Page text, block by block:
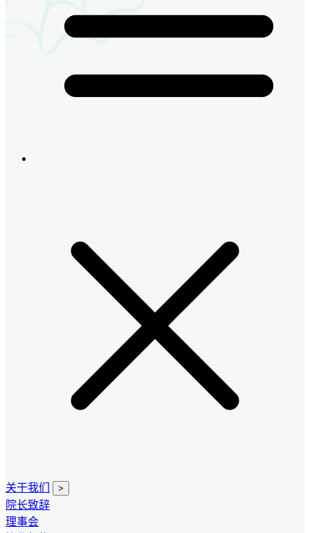
关于我们 >
院长致辞
理事会